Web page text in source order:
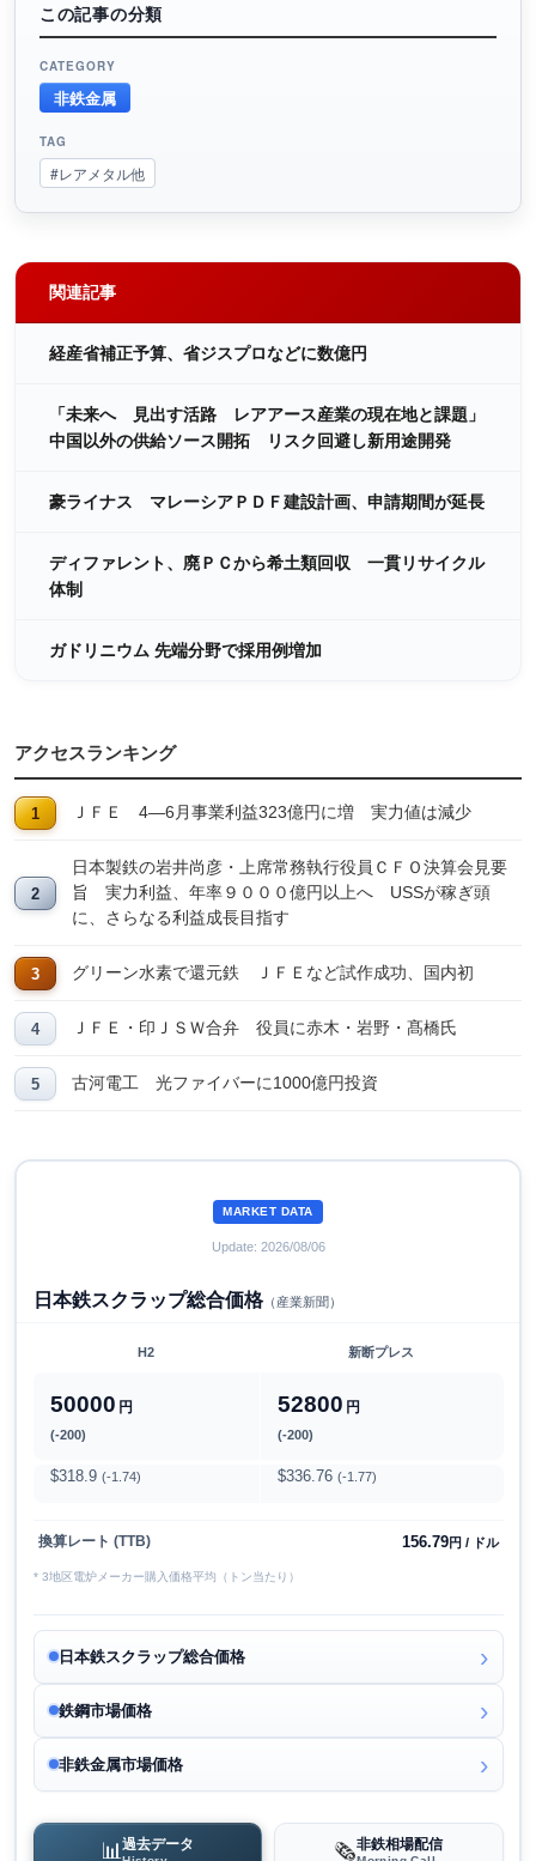
この記事の分類
CATEGORY
非鉄金属
TAG
#レアメタル他
関連記事
経産省補正予算、省ジスプロなどに数億円
「未来へ 見出す活路 レアアース産業の現在地と課題」
中国以外の供給ソース開拓 リスク回避し新用途開発
豪ライナス マレーシアＰＤＦ建設計画、申請期間が延長
ディファレント、廃ＰＣから希土類回収 一貫リサイクル
体制
ガドリニウム 先端分野で採用例増加
アクセスランキング
ＪＦＥ 4―6月事業利益323億円に増 実力値は減少
日本製鉄の岩井尚彦・上席常務執行役員ＣＦＯ決算会見要
旨 実力利益、年率９０００億円以上へ USSが稼ぎ頭
に、さらなる利益成長目指す
グリーン水素で還元鉄 ＪＦＥなど試作成功、国内初
ＪＦＥ・印ＪＳＷ合弁 役員に赤木・岩野・髙橋氏
古河電工 光ファイバーに1000億円投資
MARKET DATA
Update: 2026/08/06
日本鉄スクラップ総合価格（産業新聞）
H2 新断プレス
50000 円
(-200)
52800 円
(-200)
$318.9 (-1.74) $336.76 (-1.77)
換算レート (TTB) 156.79円 / ドル
* 3地区電炉メーカー購入価格平均（トン当たり）
日本鉄スクラップ総合価格
鉄鋼市場価格
非鉄金属市場価格
📊過去データ 🗞️非鉄相場配信